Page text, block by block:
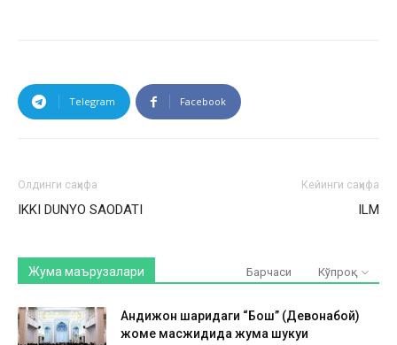
Telegram Facebook
Олдинги саҳифа
IKKI DUNYO SAODATI
Кейинги саҳифа
ILM
Жума маърузалари Барчаси Кўпроқ
Андижон шаҳридаги “Бош” (Девонабой)
жоме масжидида жума шукуҳи